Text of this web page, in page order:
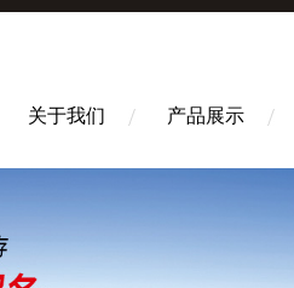
关于我们 产品展示